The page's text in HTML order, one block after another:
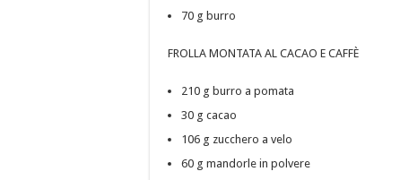
70 g burro
FROLLA MONTATA AL CACAO E CAFFÈ
210 g burro a pomata
30 g cacao
106 g zucchero a velo
60 g mandorle in polvere